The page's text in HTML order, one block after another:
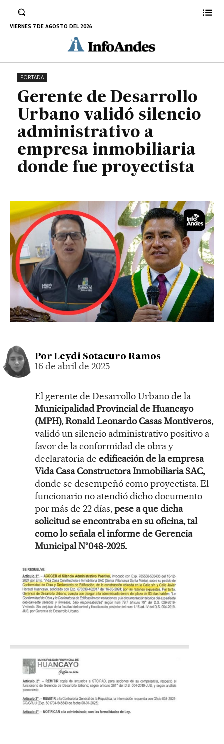
VIERNES 7 DE AGOSTO DEL 2026
empresa inmobiliaria donde fue
proyectista
16 DE ABRIL DE 2025
PORTADA
Gerente de Desarrollo
Urbano validó silencio
administrativo a
empresa inmobiliaria
donde fue proyectista
Por Leydi Sotacuro Ramos
16 de abril de 2025
El gerente de Desarrollo Urbano de la
Municipalidad Provincial de Huancayo
(MPH), Ronald Leonardo Casas Montiveros,
validó un silencio administrativo positivo a
favor de la conformidad de obra y
declaratoria de edificación de la empresa
Vida Casa Constructora Inmobiliaria SAC,
donde se desempeñó como proyectista. El
funcionario no atendió dicho documento
por más de 22 días,pese a que dicha
solicitud se encontraba en su oficina, tal
como lo señala el informe de Gerencia
Municipal N°048-2025.